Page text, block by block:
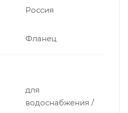
Россия
Фланец
для
водоснабжения /